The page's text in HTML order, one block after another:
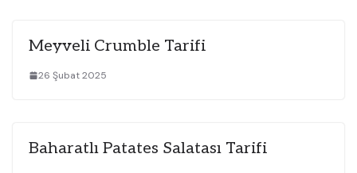
Meyveli Crumble Tarifi
26 Şubat 2025
Baharatlı Patates Salatası Tarifi